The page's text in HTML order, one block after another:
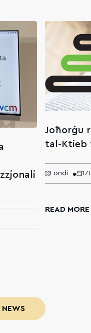
Joħorġu
tal-Ktieb
Fondi
READ MORE
NEWS